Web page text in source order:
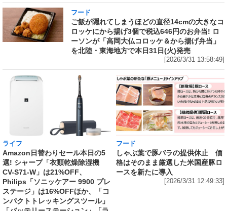
フード
ご飯が隠れてしまうほどの直径14cmの大きなコ
ロッケにから揚げ3個で税込646円のお弁当! ロ
ーソンが「高岡大仏コロッケ＆から揚げ弁当」
を北陸・東海地方で本日31日(火)発売
[2026/3/31 13:58:49]
ライフ
Amazon日替わりセール本日の5
選! シャープ「衣類乾燥除湿機
CV-S71-W」は21%OFF、
Philips「ソニッケアー 9900 プレ
ステージ」は16%OFFほか、「コ
ンパクトトレッキングスツール」
フード
しゃぶ葉で豚バラの提供休止 価
格はそのまま厳選した米国産豚ロ
ースを新たに導入
[2026/3/31 12:49:33]